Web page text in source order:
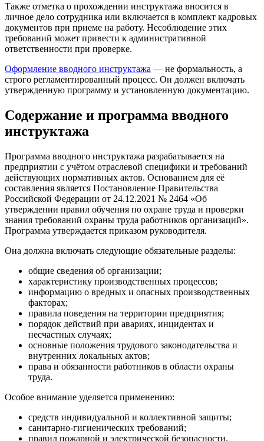
Также отметка о прохождении инструктажа вносится в
личное дело сотрудника или включается в комплект кадровых
документов при приеме на работу. Несоблюдение этих
требований может привести к административной
ответственности при проверке.
Оформление вводного инструктажа — не формальность, а
строго регламентированный процесс. Он должен включать
утвержденную программу и установленную документацию.
Содержание и программа вводного
инструктажа
Программа вводного инструктажа разрабатывается на
предприятии с учётом отраслевой специфики и требований
действующих нормативных актов. Основанием для её
составления является Постановление Правительства
Российской Федерации от 24.12.2021 № 2464 «Об
утверждении правил обучения по охране труда и проверки
знания требований охраны труда работников организаций».
Программа утверждается приказом руководителя.
Она должна включать следующие обязательные разделы:
общие сведения об организации;
характеристику производственных процессов;
информацию о вредных и опасных производственных
факторах;
правила поведения на территории предприятия;
порядок действий при авариях, инцидентах и
несчастных случаях;
основные положения трудового законодательства и
внутренних локальных актов;
права и обязанности работников в области охраны
труда.
Особое внимание уделяется применению:
средств индивидуальной и коллективной защиты;
санитарно-гигиенических требований;
правил пожарной и электрической безопасности.